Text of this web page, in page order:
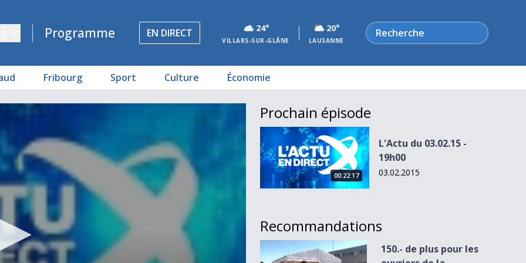
Programme EN DIRECT 24°
VILLARS-SUR-GLÂNE
20°
LAUSANNE
Rechercher
Fribourg Sport Culture Économie
Kobané Prochain épisode
L&#039;Actu du 03.02.15 - 19h00
00:22:17
L'Actu du 03.02.15 -
19h00
03.02.2015
Recommandations
150.- de plus pour les ouvriers de la construction
150.- de plus pour les